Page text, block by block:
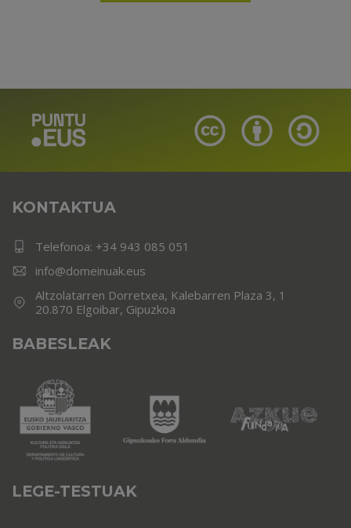
KONTAKTUA
Telefonoa: +34 943 085 051
info@domeinuak.eus
Altzolatarren Dorretxea, Kalebarren Plaza 3, 1
20.870 Elgoibar, Gipuzkoa
BABESLEAK
LEGE-TESTUAK